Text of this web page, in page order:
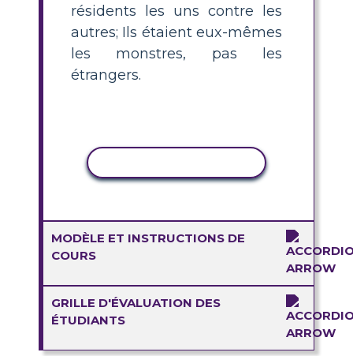
résidents les uns contre les
autres; Ils étaient eux-mêmes
les monstres, pas les
étrangers.
MODÈLE ET INSTRUCTIONS DE
COURS
GRILLE D'ÉVALUATION DES
ÉTUDIANTS